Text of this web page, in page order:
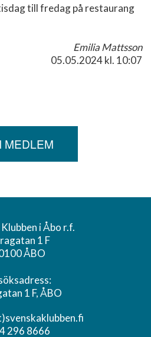
till fredag på restaurang
Emilia Mattsson
05.05.2024kl. 10:07
MEDLEM
i Åbo r.f.
1 F
ÅBO
1 F, ÅBO
296 8666